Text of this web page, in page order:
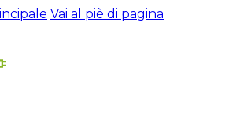
Vai al piè di pagina